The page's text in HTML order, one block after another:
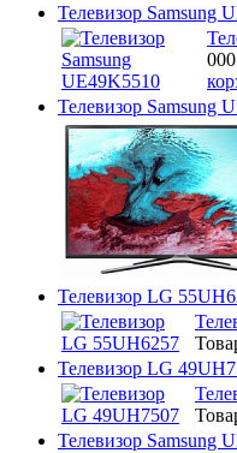
Телевизор Samsung
Телевизор Samsung
Телевизор LG
Телевизор LG
Телевизор Samsung